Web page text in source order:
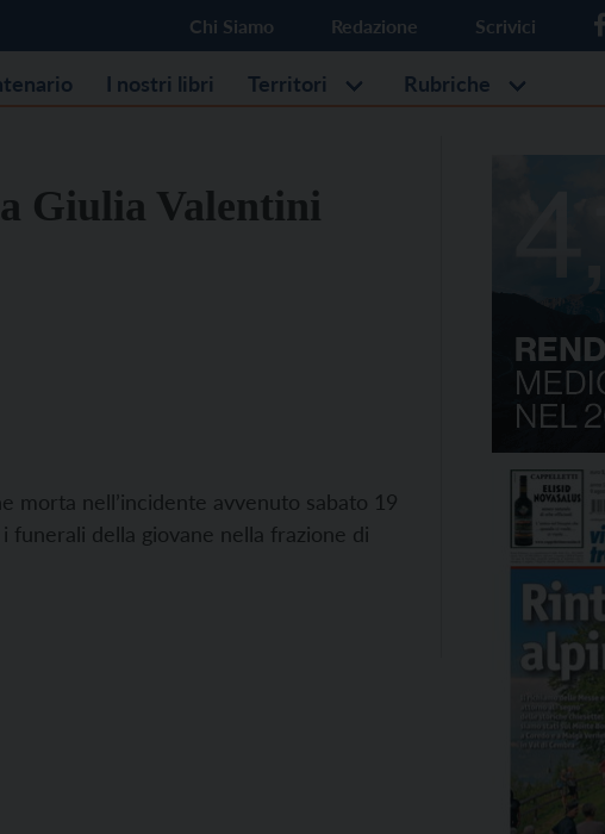
Chi Siamo Redazione Scrivici
I nostri libri Territori Rubriche
Giulia Valentini
morta nell’incidente avvenuto sabato 19
funerali della giovane nella frazione di